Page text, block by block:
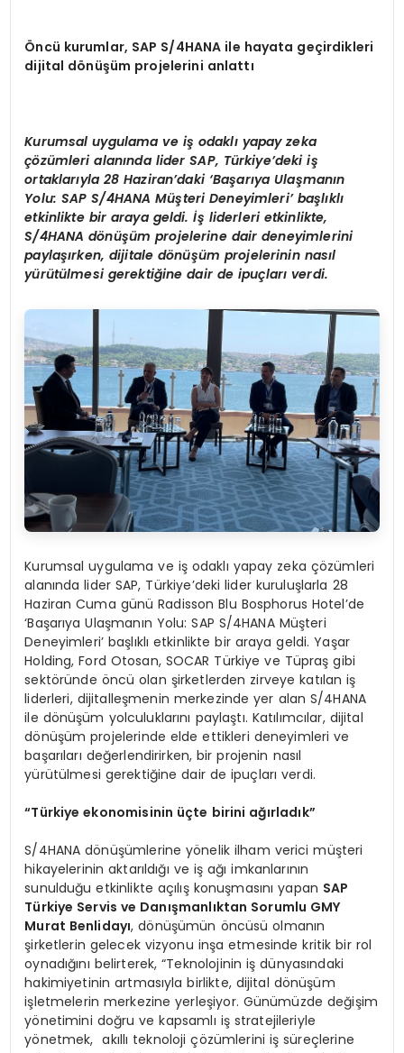
Öncü kurumlar, SAP S/4HANA ile hayata geçirdikleri
dijital dönüşüm projelerini anlattı
Kurumsal uygulama ve iş odaklı yapay zeka
çözümleri alanında lider SAP, Türkiye’deki iş
ortaklarıyla 28 Haziran’daki ‘Başarıya Ulaşmanın
Yolu: SAP S/4HANA Müşteri Deneyimleri’ başlıklı
etkinlikte bir araya geldi. İş liderleri etkinlikte,
S/4HANA dönüşüm projelerine dair deneyimlerini
paylaşırken, dijitale dönüşüm projelerinin nasıl
yürütülmesi gerektiğine dair de ipuçları verdi.
Kurumsal uygulama ve iş odaklı yapay zeka çözümleri
alanında lider SAP, Türkiye’deki lider kuruluşlarla 28
Haziran Cuma günü Radisson Blu Bosphorus Hotel’de
‘Başarıya Ulaşmanın Yolu: SAP S/4HANA Müşteri
Deneyimleri’ başlıklı etkinlikte bir araya geldi. Yaşar
Holding, Ford Otosan, SOCAR Türkiye ve Tüpraş gibi
sektöründe öncü olan şirketlerden zirveye katılan iş
liderleri, dijitalleşmenin merkezinde yer alan S/4HANA
ile dönüşüm yolculuklarını paylaştı. Katılımcılar, dijital
dönüşüm projelerinde elde ettikleri deneyimleri ve
başarıları değerlendirirken, bir projenin nasıl
yürütülmesi gerektiğine dair de ipuçları verdi.
“Türkiye ekonomisinin üçte birini ağırladık”
S/4HANA dönüşümlerine yönelik ilham verici müşteri
hikayelerinin aktarıldığı ve iş ağı imkanlarının
sunulduğu etkinlikte açılış konuşmasını yapan SAP
Türkiye Servis ve Danışmanlıktan Sorumlu GMY
Murat Benlidayı, dönüşümün öncüsü olmanın
şirketlerin gelecek vizyonu inşa etmesinde kritik bir rol
oynadığını belirterek, “Teknolojinin iş dünyasındaki
hakimiyetinin artmasıyla birlikte, dijital dönüşüm
işletmelerin merkezine yerleşiyor. Günümüzde değişim
yönetimini doğru ve kapsamlı iş stratejileriyle
yönetmek, akıllı teknoloji çözümlerini iş süreçlerine